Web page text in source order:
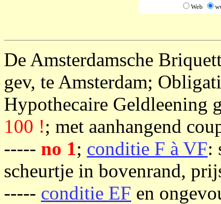
Web
De Amsterdamsche
gev, te Amsterdam;
Hypothecaire Geldleening
100 !; met aanhangend
----- no 1; conditie F à VF:
scheurtje in bovenrand,
----- conditie EF en